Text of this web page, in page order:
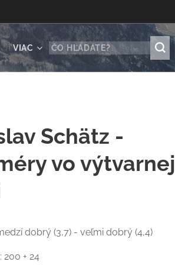
VIAC
Schätz -
vo výtvarnej
dobrý (3,7) - veľmi dobrý (4,4)
200 + 24